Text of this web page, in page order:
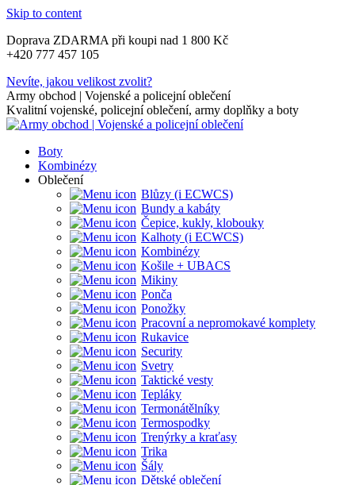
Skip to content
Doprava ZDARMA při koupi nad 1 800 Kč
+420 777 457 105
Nevíte, jakou velikost zvolit?
Army obchod | Vojenské a policejní oblečení
Kvalitní vojenské, policejní oblečení, army doplňky a boty
Boty
Kombinézy
Oblečení
Blůzy (i ECWCS)
Bundy a kabáty
Čepice, kukly, klobouky
Kalhoty (i ECWCS)
Kombinézy
Košile + UBACS
Mikiny
Ponča
Ponožky
Pracovní a nepromokavé komplety
Rukavice
Security
Svetry
Taktické vesty
Tepláky
Termonátělníky
Termospodky
Trenýrky a kraťasy
Trika
Šály
Dětské oblečení